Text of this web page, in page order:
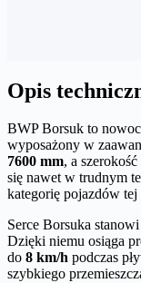
Opis
BWP Borsuk to
wyposażony w
7600 mm, a szerokość
się nawet w trudnym
kategorię pojazdów tej
Serce Borsuka
Dzięki niemu osiąga
do 8 km/h podczas
szybkiego